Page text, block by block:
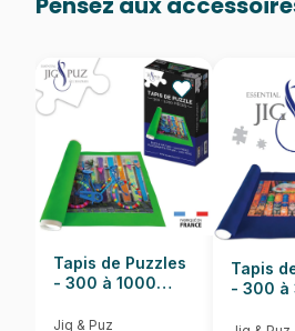
EAN
Nombre de pièces 81
Dimensions cm
Tapis de Puzzles
- 300 à 1000
Jig & Puz
Tapis
- 300 à